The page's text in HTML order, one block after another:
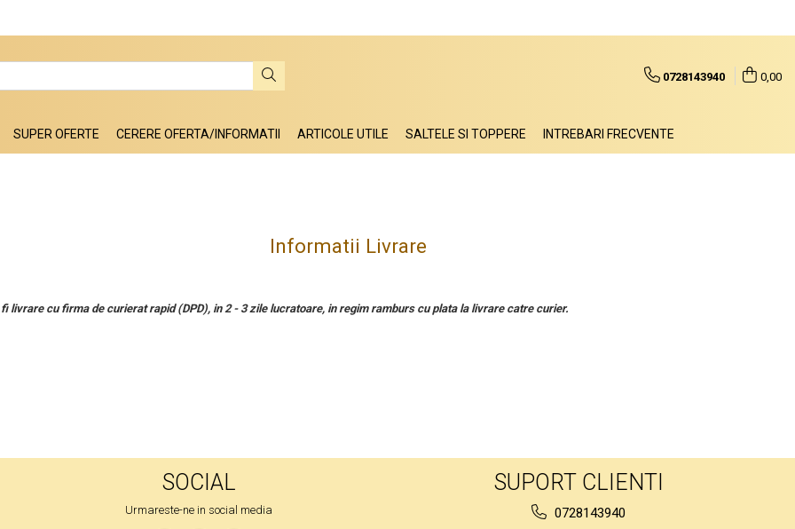
0728143940 0,00
SUPER OFERTE CERERE OFERTA/INFORMATII ARTICOLE UTILE SALTELE SI TOPPERE INTREBARI FRECVENTE
Informatii Livrare
livrare cu firma de curierat rapid (DPD), in 2 - 3 zile lucratoare, in regim ramburs cu plata la livrare catre curier.
SOCIAL
Urmareste-ne in social media
SUPORT CLIENTI
0728143940